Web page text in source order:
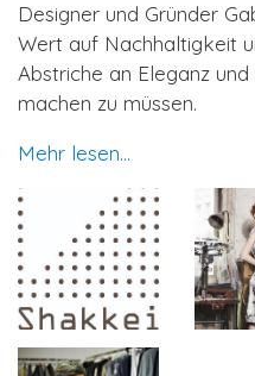
Designer und Gründer
Wert auf Nachhaltigkeit
Abstriche an Eleganz
machen zu müssen.
Mehr lesen...